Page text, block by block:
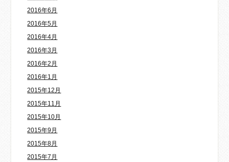
2016年6月
2016年5月
2016年4月
2016年3月
2016年2月
2016年1月
2015年12月
2015年11月
2015年10月
2015年9月
2015年8月
2015年7月